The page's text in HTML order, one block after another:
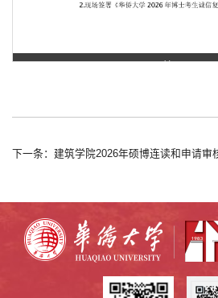
第 1 页
下一条：建筑学院2026年硕博连读和申请审